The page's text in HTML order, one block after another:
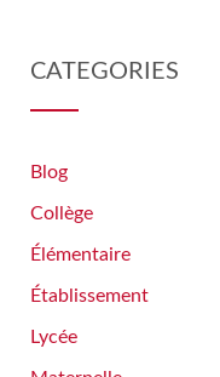
CATEGORIES
Blog
Collège
Élémentaire
Établissement
Lycée